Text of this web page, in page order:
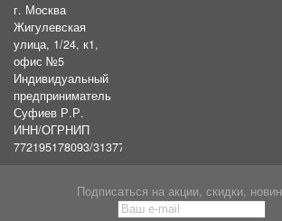
г. Москва
Жигулевская
улица, 1/24, к1,
офис №5
Индивидуальный
предприниматель
Суфиев Р.Р.
ИНН/ОГРНИП
772195178093/31377461610054
Подписаться на акции, скидки,